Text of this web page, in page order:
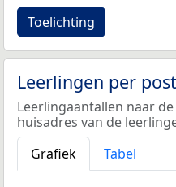
Toelichting
Leerlingen per
Leerlingaantallen naar
huisadres van de
Grafiek
Tabel